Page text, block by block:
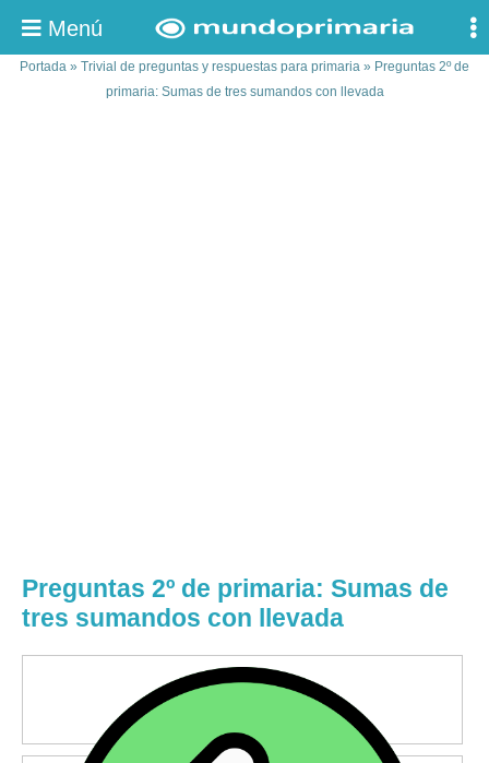
Menú
Portada » Trivial de preguntas y respuestas para primaria » Preguntas 2º de
primaria: Sumas de tres sumandos con llevada
Preguntas 2º de primaria: Sumas de
tres sumandos con llevada